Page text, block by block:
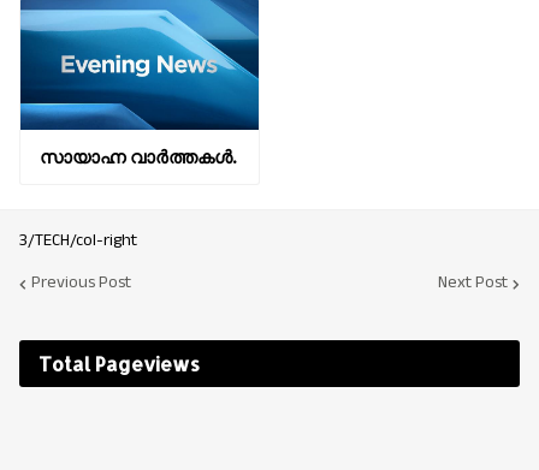
സായാഹ്ന വാര്‍ത്തകള്‍.
3/TECH/col-right
Previous Post
Next Post
Total Pageviews